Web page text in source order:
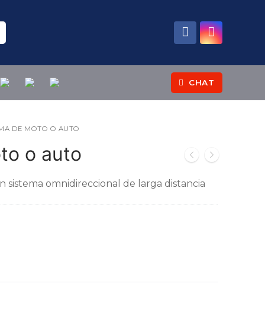
CHAT
DE MOTO O AUTO
o auto
sistema omnidireccional de larga distancia